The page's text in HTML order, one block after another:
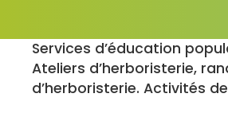
Services d’éducation
Ateliers d’herboristerie,
d’herboristerie. Activités